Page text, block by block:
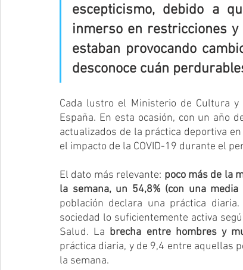
escepticismo, debido a
inmerso en restricciones
estaban provocando
desconoce cuán
Cada lustro el Ministerio de Cultura
España. En esta ocasión, con un año
actualizados de la práctica deportiva
el impacto de la COVID-19 durante el
El dato más relevante: poco más de la
la semana, un 54,8% (con una
población declara una práctica
sociedad lo suficientemente activa
Salud. La brecha entre hombres y
práctica diaria, y de 9,4 entre aquellas
la semana.